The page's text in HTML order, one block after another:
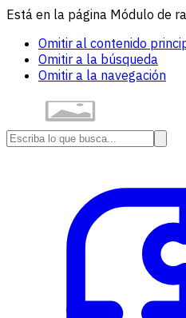
Está en la página Módulo de
Omitir al contenido
Omitir a la búsqueda
Omitir a la navegación